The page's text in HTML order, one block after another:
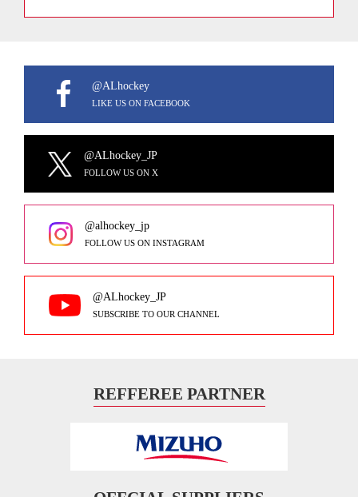
@ALhockey
LIKE US ON FACEBOOK
@ALhockey_JP
FOLLOW US ON X
@alhockey_jp
FOLLOW US ON INSTAGRAM
@ALhockey_JP
SUBSCRIBE TO OUR CHANNEL
REFFEREE PARTNER